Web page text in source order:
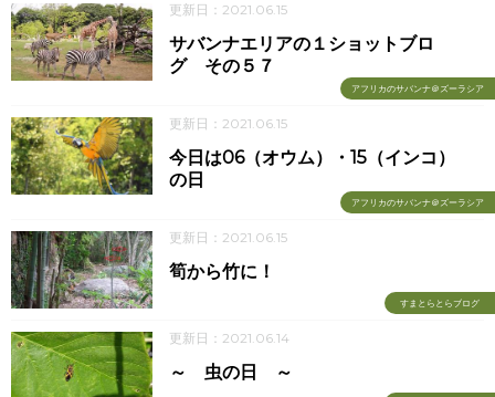
更新日：2021.06.15
アフリカのサバンナ＠ズーラシア
サバンナエリアの１ショットブロ
グ その５７
更新日：2021.06.15
アフリカのサバンナ＠ズーラシア
今日は06（オウム）・15（インコ）
の日
更新日：2021.06.15
すまとらとらブログ
筍から竹に！
更新日：2021.06.14
～ 虫の日 ～